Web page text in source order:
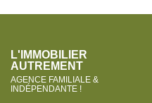
L'IMMOBILIER
AUTREMENT
AGENCE FAMILIALE &
INDÉPENDANTE !